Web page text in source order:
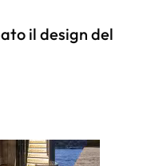
il design del